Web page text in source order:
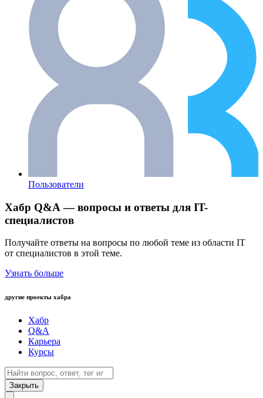
Пользователи
Хабр Q&A — вопросы и ответы для IT-
специалистов
Получайте ответы на вопросы по любой теме из области IT
от специалистов в этой теме.
Узнать больше
другие проекты хабра
Хабр
Q&A
Карьера
Курсы
Закрыть